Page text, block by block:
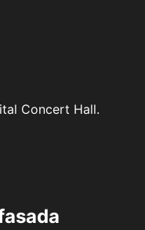
Concert Hall.